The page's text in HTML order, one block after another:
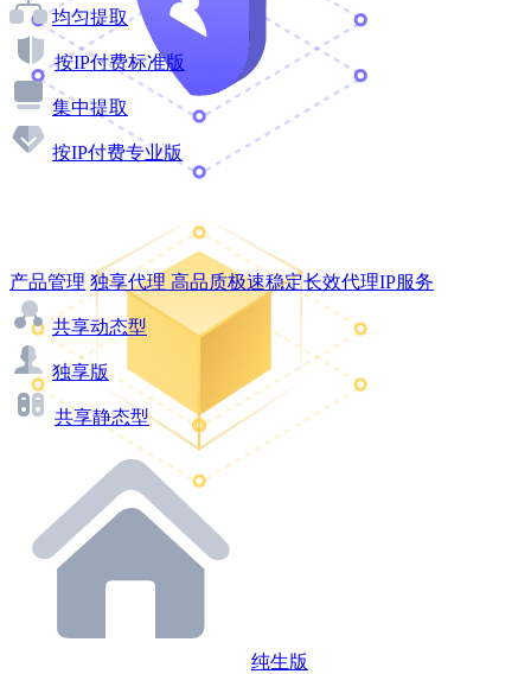
均匀提取
按IP付费标准版
集中提取
按IP付费专业版
产品管理 独享代理 高品质极速稳定长效代理IP服务
共享动态型
独享版
共享静态型
纯生版